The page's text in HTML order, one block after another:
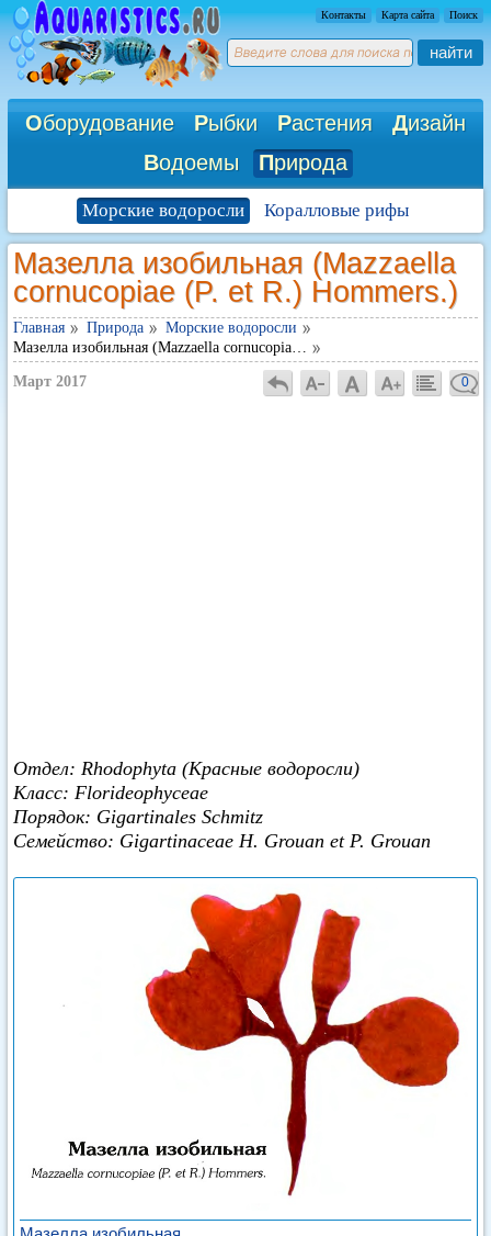
Контакты Карта сайта Поиск
найти
Оборудование Рыбки Растения Дизайн
Водоемы Природа
Морские водоросли Коралловые рифы
Мазелла изобильная (Mazzaella
cornucopiae (P. et R.) Hommers.)
Главная Природа
Морские водоросли
Мазелла изобильная (Mazzaella cornucopia…
Март 2017 0
Отдел: Rhodophyta (Красные водоросли)
Класс: Florideophyceae
Порядок: Gigartinales Schmitz
Семейство: Gigartinaceae Н. Grouan et P. Grouan